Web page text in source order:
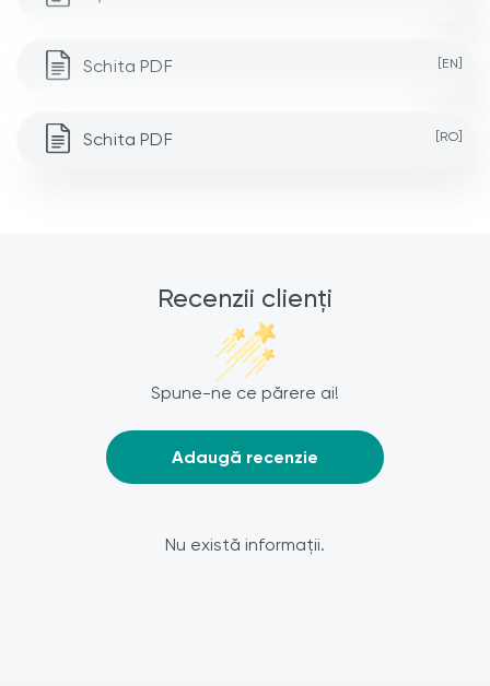
Schita PDF [EN]
Schita PDF [RO]
Recenzii clienți
Spune-ne ce părere ai!
Adaugă recenzie
Nu există informații.